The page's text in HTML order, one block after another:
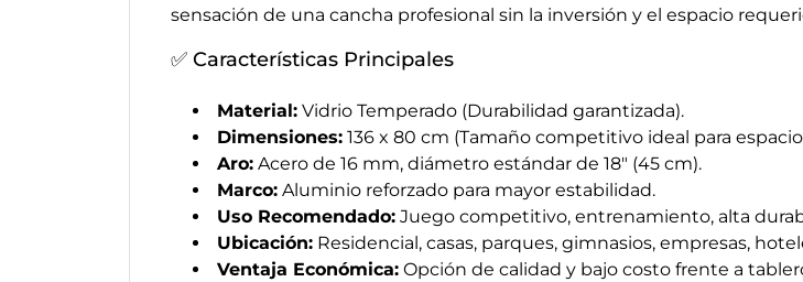
sensación de una cancha profesional sin la inversión y el espacio
✅ Características Principales
Material: Vidrio Temperado (Durabilidad garantizada).
Dimensiones: 136 x 80 cm (Tamaño competitivo ideal para
Aro: Acero de 16 mm, diámetro estándar de 18" (45 cm).
Marco: Aluminio reforzado para mayor estabilidad.
Uso Recomendado: Juego competitivo, entrenamiento, alta
Ubicación: Residencial, casas, parques, gimnasios, empresas,
Ventaja Económica: Opción de calidad y bajo costo frente a